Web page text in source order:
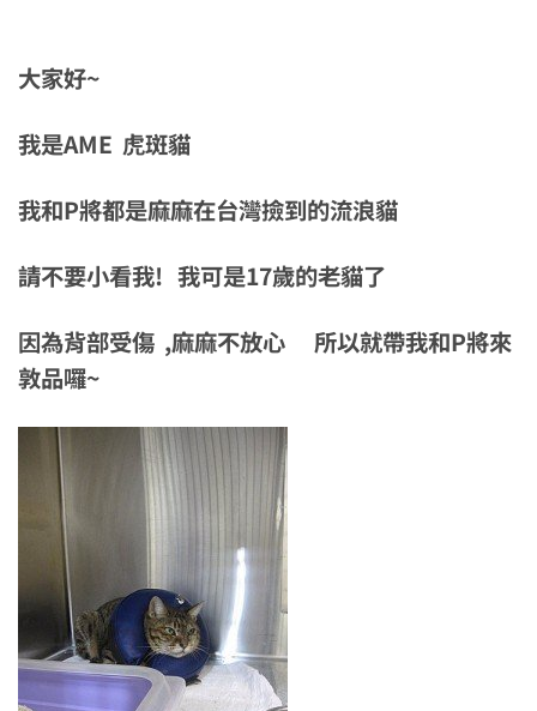
大家好~
我是AME 虎斑貓
我和P將都是麻麻在台灣撿到的流浪貓
請不要小看我! 我可是17歲的老貓了
因為背部受傷 ,麻麻不放心 所以就帶我和P將來
敦品囉~